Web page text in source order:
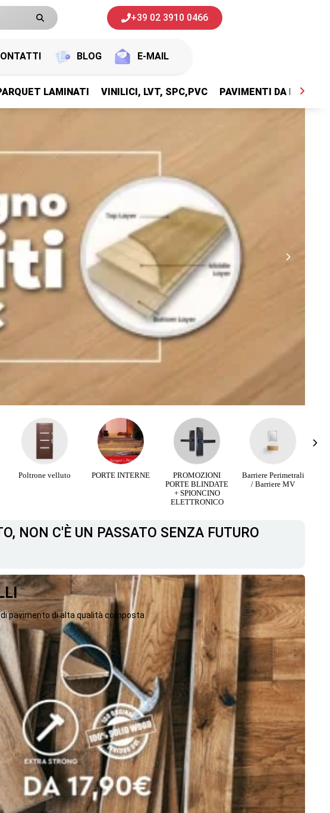
+39 02 3910 0466
BLOG E-MAIL
LAMINATI VINILICI, LVT, SPC,PVC PAVIMENTI DA ESTERNI
PORTE INTERNE
PROMOZIONI
Barriere Perimetrali
/ Barriere MV
Infissi Aluminio e
Legno
NON C'È UN PASSATO SENZA FUTURO
di pavimento di alta qualità composta